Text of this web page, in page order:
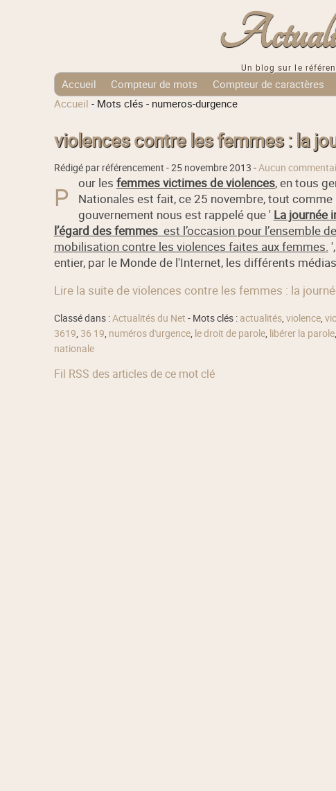
Un blog sur le
Accueil Compteur de mots Compteur de caractères
Tags Cloud
Accueil - Mots clés - numeros-durgence
violences contre les femmes : la
Rédigé par référencement -25 novembre 2013 -Aucun
P our les femmes victimes de violences, en tous
Nationales est fait, ce 25 novembre, tout
gouvernement nous est rappelé que ' La journée
l’égard des femmesest l’occasion pour l’ensemble
mobilisation contre les violences faites aux femmes.
entier, par le Monde de l'Internet, les différents
Lire la suite de violences contre les femmes : la
Classé dans :Actualités du Net - Mots clés : actualités, violence,
3619, 36 19, numéros d'urgence, le droit de parole, libérer la parole,
nationale
Fil RSS des articles de ce mot clé